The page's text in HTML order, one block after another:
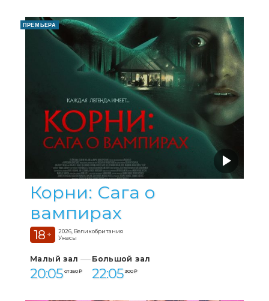
ПРЕМЬЕРА
Корни: Сага о
вампирах
18 +
2026, Великобритания
Ужасы
Малый зал
20:05 от 350 ₽
Большой зал
22:05 300 ₽